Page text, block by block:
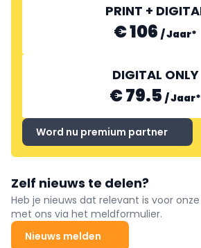
PRINT +
€ 106 /Jaar*
DIGITAL ONLY
€ 79.5 /Jaar*
Word nu premium partner
Zelf nieuws te delen?
Heb je nieuws dat relevant is voor
met ons via het meldformulier.
Nieuws melden